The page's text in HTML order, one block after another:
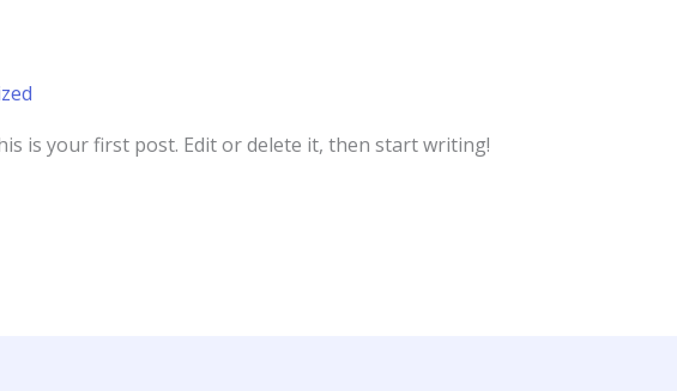
is your first post. Edit or delete it, then start writing!